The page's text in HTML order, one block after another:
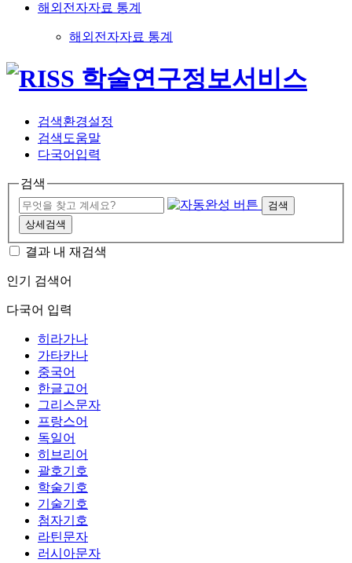
해외전자자료 통계
해외전자자료 통계
검색환경설정
검색도움말
다국어입력
검색
검색
상세검색
결과 내 재검색
인기 검색어
다국어 입력
히라가나
가타카나
중국어
한글고어
그리스문자
프랑스어
독일어
히브리어
괄호기호
학술기호
기술기호
첨자기호
라틴문자
러시아문자